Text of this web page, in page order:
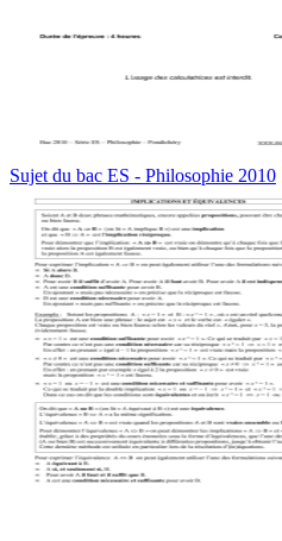
Sujet du bac ES - Philosophie 2010